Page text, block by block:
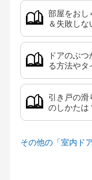
部屋をおし
＆失敗しな
ドアのぶ
る方法やタ
引き戸の滑
のしかたは
その他の「室内ド